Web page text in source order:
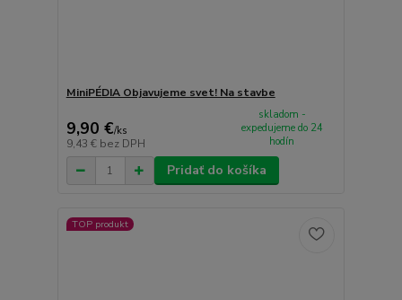
MiniPÉDIA Objavujeme svet! Na stavbe
9,90 €/ks
9,43 € bez DPH
skladom -
expedujeme do 24
hodín
Pridať do košíka
TOP produkt